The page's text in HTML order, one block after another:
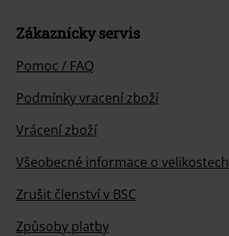
Zákaznícky servis
Pomoc / FAQ
Podmínky vracení zboží
Vrácení zboží
Všeobecné informace o velikostech
Zrušit členství v BSC
Způsoby platby